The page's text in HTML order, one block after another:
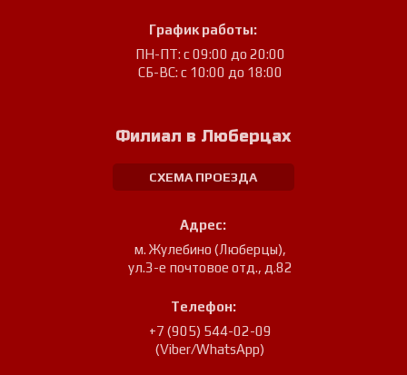
График работы:
ПН-ПТ: с 09:00 до 20:00
СБ-ВС: с 10:00 до 18:00
Филиал в Люберцах
СХЕМА ПРОЕЗДА
Адрес:
м. Жулебино (Люберцы),
ул.3-е почтовое отд., д.82
Телефон:
+7 (905) 544-02-09
(Viber/WhatsApp)